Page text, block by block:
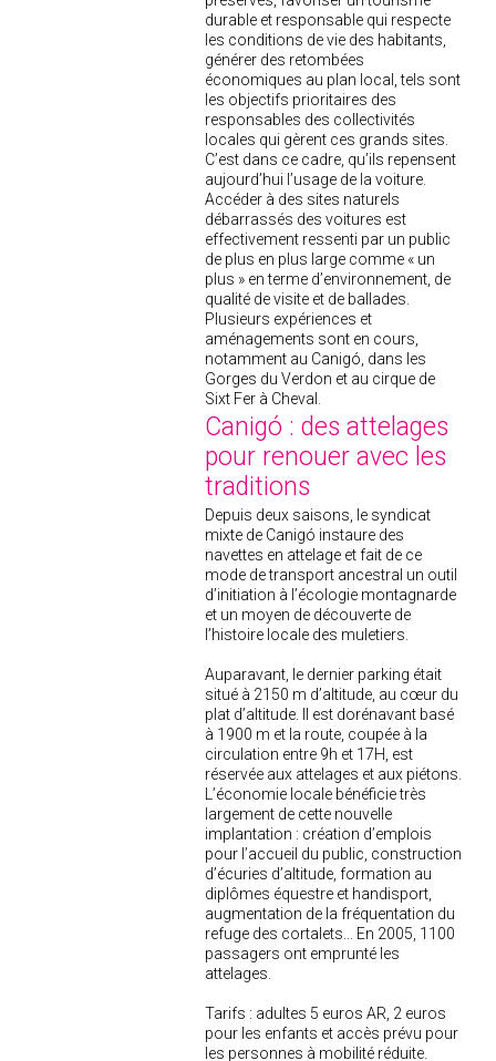
durable et responsable qui respecte
les conditions de vie des habitants,
générer des retombées
économiques au plan local, tels sont
les objectifs prioritaires des
responsables des collectivités
locales qui gèrent ces grands sites.
C’est dans ce cadre, qu’ils repensent
aujourd’hui l’usage de la voiture.
Accéder à des sites naturels
débarrassés des voitures est
effectivement ressenti par un public
de plus en plus large comme « un
plus » en terme d’environnement, de
qualité de visite et de ballades.
Plusieurs expériences et
aménagements sont en cours,
notamment au Canigó, dans les
Gorges du Verdon et au cirque de
Sixt Fer à Cheval.
Canigó : des attelages
pour renouer avec les
traditions
Depuis deux saisons, le syndicat
mixte de Canigó instaure des
navettes en attelage et fait de ce
mode de transport ancestral un outil
d’initiation à l’écologie montagnarde
et un moyen de découverte de
l’histoire locale des muletiers.
Auparavant, le dernier parking était
situé à 2150 m d’altitude, au cœur du
plat d’altitude. Il est dorénavant basé
à 1900 m et la route, coupée à la
circulation entre 9h et 17H, est
réservée aux attelages et aux piétons.
L’économie locale bénéficie très
largement de cette nouvelle
implantation : création d’emplois
pour l’accueil du public, construction
d’écuries d’altitude, formation au
diplômes équestre et handisport,
augmentation de la fréquentation du
refuge des cortalets... En 2005, 1100
passagers ont emprunté les
attelages.
Tarifs : adultes 5 euros AR, 2 euros
pour les enfants et accès prévu pour
les personnes à mobilité réduite.